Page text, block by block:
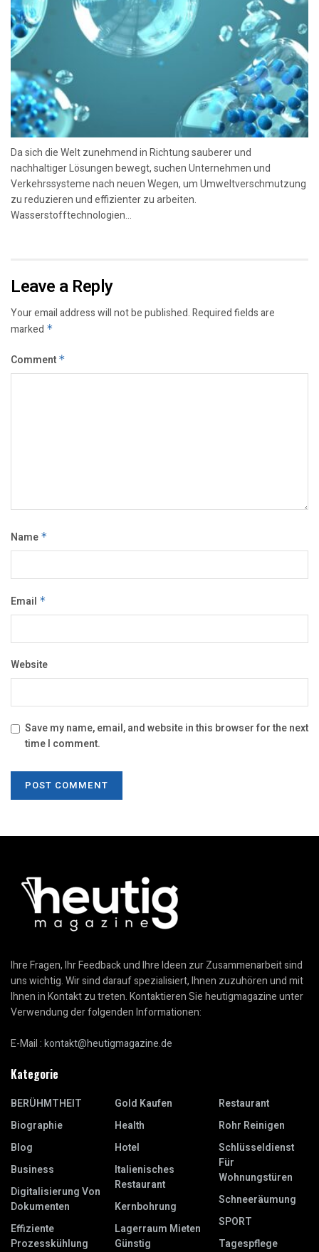
Da sich die Welt zunehmend in Richtung sauberer und
nachhaltiger Lösungen bewegt, suchen Unternehmen und
Verkehrssysteme nach neuen Wegen, um Umweltverschmutzung
zu reduzieren und effizienter zu arbeiten.
Wasserstofftechnologien...
Leave a Reply
Your email address will not be published.Required fields are
marked *
Comment *
Name *
Email *
Website
Save my name, email, and website in this browser for the next
time I comment.
Ihre Fragen, Ihr Feedback und Ihre Ideen zur Zusammenarbeit sind
uns wichtig. Wir sind darauf spezialisiert, Ihnen zuzuhören und mit
Ihnen in Kontakt zu treten. Kontaktieren Sie heutigmagazine unter
Verwendung der folgenden Informationen:
E-Mail :kontakt@heutigmagazine.de
Kategorie
BERÜHMTHEIT
Biographie
Blog
Business
Digitalisierung Von
Dokumenten
Effiziente
Prozesskühlung
Gold Kaufen
Health
Hotel
Italienisches
Restaurant
Kernbohrung
Lagerraum Mieten
Günstig
Restaurant
Rohr Reinigen
Schlüsseldienst
Für
Wohnungstüren
Schneeräumung
SPORT
Tagespflege